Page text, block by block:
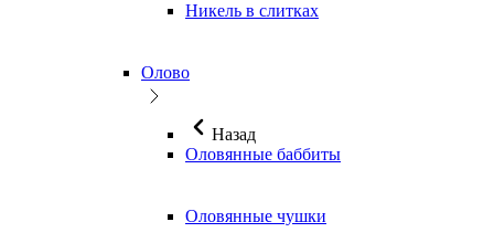
Никель в слитках
Олово
Назад
Оловянные баббиты
Оловянные чушки